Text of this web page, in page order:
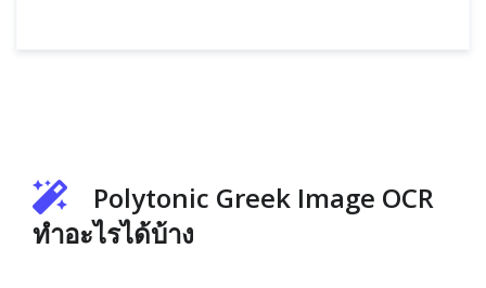
Polytonic Greek Image OCR
ทำอะไรได้บ้าง